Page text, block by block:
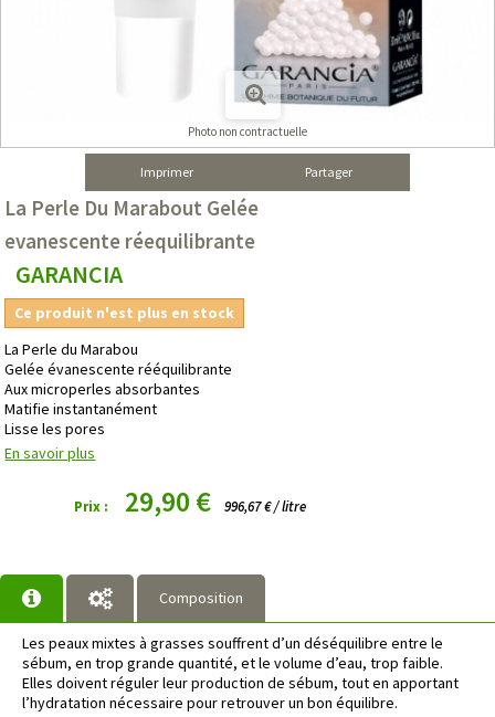
Photo non contractuelle
Imprimer Partager
La Perle Du Marabout Gelée
evanescente réequilibrante
GARANCIA
Ce produit n'est plus en stock
La Perle du Marabou
Gelée évanescente rééquilibrante
Aux microperles absorbantes
Matifie instantanément
Lisse les pores
En savoir plus
Prix : 29,90 € 996,67 € / litre
Composition
Les peaux mixtes à grasses souffrent d’un déséquilibre entre le
sébum, en trop grande quantité, et le volume d’eau, trop faible.
Elles doivent réguler leur production de sébum, tout en apportant
l’hydratation nécessaire pour retrouver un bon équilibre.